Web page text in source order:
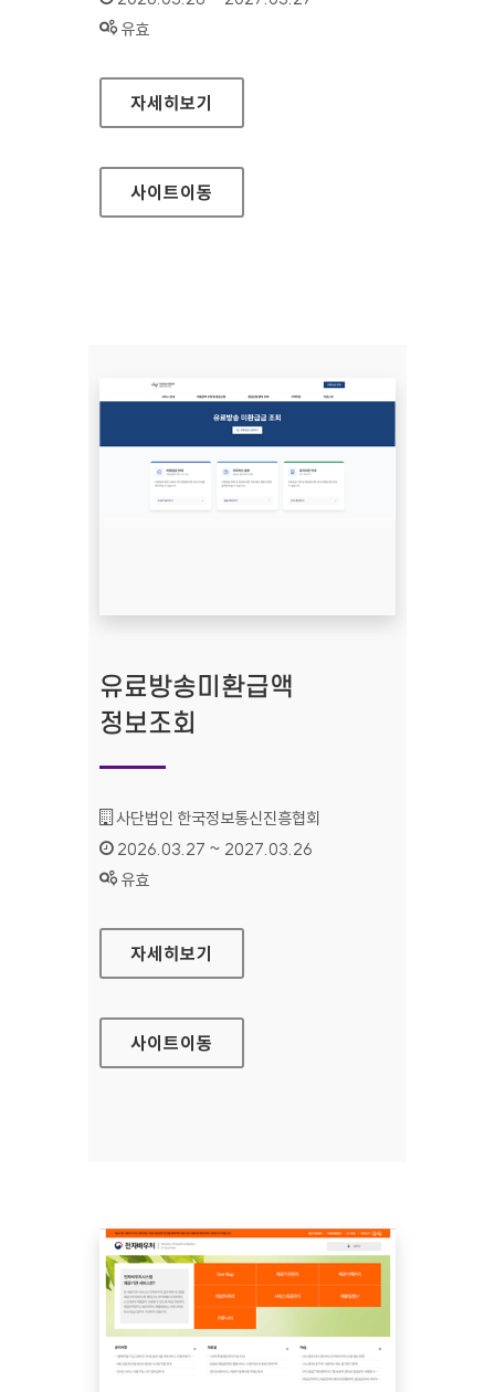
상태 :
유효
우체국금융개발원
자세히보기
사이트이동
유료방송미환급액
정보조회
기관명 :
사단법인 한국정보통신진흥협회
인증기간 :
2026.03.27 ~ 2027.03.26
상태 :
유효
유료방송미환급액 정보조회
자세히보기
사이트이동